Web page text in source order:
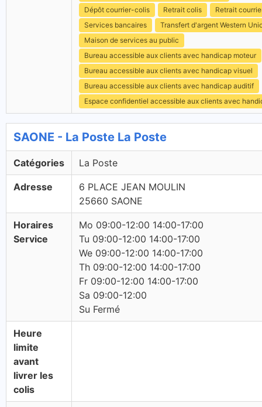
Dépôt courrier-colis
Retrait colis
Retrait
Services bancaires
Transfert d'argent Western
Maison de services au public
Bureau accessible aux clients avec handicap moteur
Bureau accessible aux clients avec handicap visuel
Bureau accessible aux clients avec handicap auditif
Espace confidentiel accessible aux clients avec
SAONE - La Poste La Poste
Catégories La Poste
Adresse
6 PLACE JEAN MOULIN
25660 SAONE
Horaires
Service
Mo 09:00-12:00 14:00-17:00
Tu 09:00-12:00 14:00-17:00
We 09:00-12:00 14:00-17:00
Th 09:00-12:00 14:00-17:00
Fr 09:00-12:00 14:00-17:00
Sa 09:00-12:00
Su Fermé
Heure
limite
avant
livrer les
colis